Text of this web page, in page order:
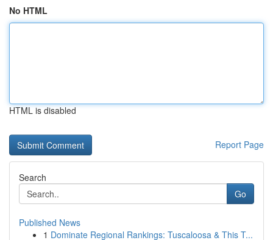
No HTML
HTML is disabled
Report Page
Search
Go
Published News
1 Dominate Regional Rankings: Tuscaloosa & This T...